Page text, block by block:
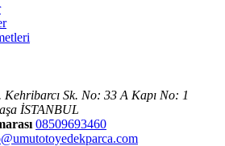
Kehribarcı Sk. No: 33 A Kapı No: 1
İSTANBUL
08509693460